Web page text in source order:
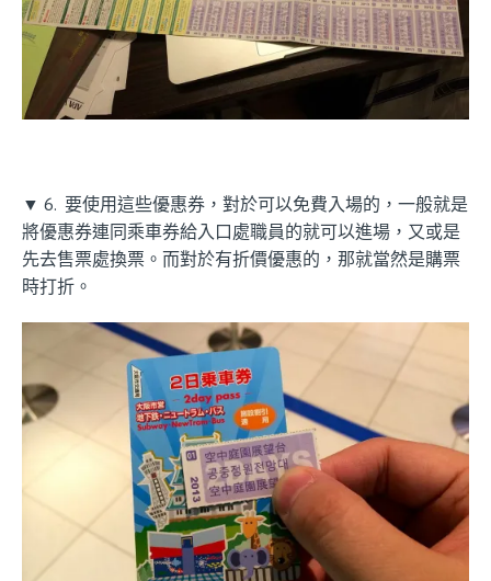
▼ 6. 要使用這些優惠券，對於可以免費入場的，一般就是
將優惠券連同乘車券給入口處職員的就可以進場，又或是
先去售票處換票。而對於有折價優惠的，那就當然是購票
時打折。